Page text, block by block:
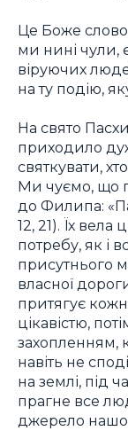
Це Боже слово,
ми нині чули,
віруючих
на ту подію,
На свято
приходило
святкувати,
Ми чуємо, що
до Филипа:
12, 21). Їх вела
потребу, як і
присутнього
власної
притягує
цікавістю,
захопленням,
навіть не
на землі, під
прагне все
джерело